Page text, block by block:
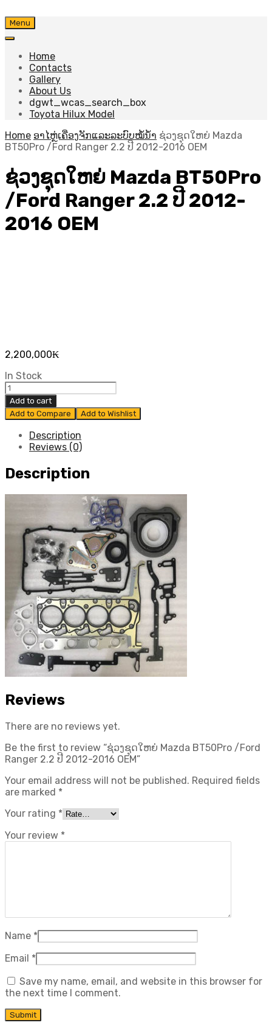
Skip
to
Menu
Home
Contacts
Gallery
About Us
dgwt_wcas_search_box
Toyota Hilux Model
Home ອາໄຫຼ່ເຄື່ອງຈັກແລະລະບົບໝໍ້ນ້ຳ ຊ່ວງຊຸດໃຫຍ່ Mazda
BT50Pro /Ford Ranger 2.2 ປີ 2012-2016 OEM
ຊ່ວງຊຸດໃຫຍ່ Mazda BT50Pro
/Ford Ranger 2.2 ປີ 2012-
2016 OEM
2,200,000₭
In Stock
ຊ່ວງ
ຊຸດ
ໃຫຍ່
Mazda
BT50Pro
/Ford
2.2
ປີ
quantity
Add to cart
Add to Compare
Add to Wishlist
Description
Reviews (0)
Description
Reviews
There are no reviews yet.
Be the first to review “ຊ່ວງຊຸດໃຫຍ່ Mazda BT50Pro /Ford
Ranger 2.2 ປີ 2012-2016 OEM”
Your email address will not be published. Required fields
are marked *
Your rating *
Your review *
Name *
Email *
Save my name, email, and website in this browser for
the next time I comment.